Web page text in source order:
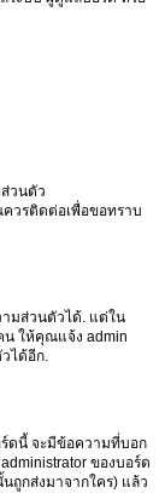
วนตัว
วรติดต่อเพื่อขอทราบ
ามส่วนตัวได้. แต่ใน
น ให้คุณแจ้ง admin
ได้อีก.
ร์ดนี้ จะมีข้อความที่บอก
ของบอร์ด
ถูกส่งมาจากใคร) แล้ว